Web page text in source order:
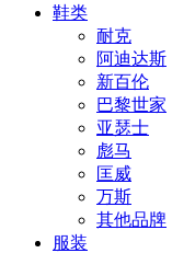
鞋类
耐克
阿迪达斯
新百伦
巴黎世家
亚瑟士
彪马
匡威
万斯
其他品牌
服装